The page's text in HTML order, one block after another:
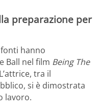
preparazione per
hanno
Ball nel film Being The
tra il
si è dimostrata
lavoro.